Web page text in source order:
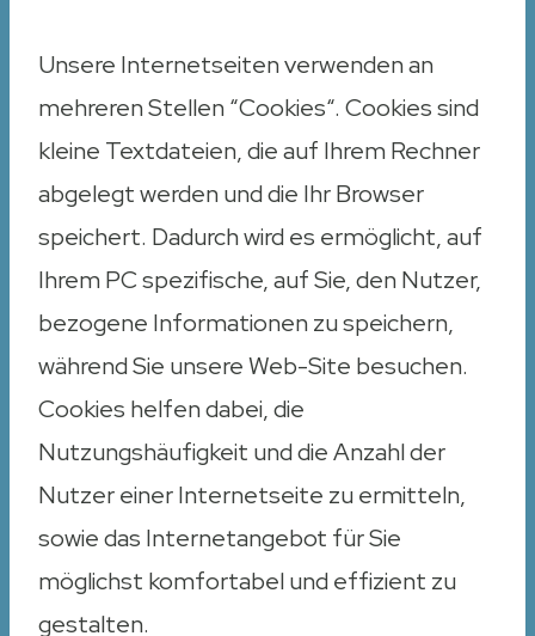
Unsere Internetseiten verwenden an
mehreren Stellen “Cookies“. Cookies sind
kleine Textdateien, die auf Ihrem Rechner
abgelegt werden und die Ihr Browser
speichert. Dadurch wird es ermöglicht, auf
Ihrem PC spezifische, auf Sie, den Nutzer,
bezogene Informationen zu speichern,
während Sie unsere Web-Site besuchen.
Cookies helfen dabei, die
Nutzungshäufigkeit und die Anzahl der
Nutzer einer Internetseite zu ermitteln,
sowie das Internetangebot für Sie
möglichst komfortabel und effizient zu
gestalten.